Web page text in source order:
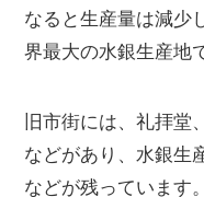
なると生産量は減少
界最大の水銀生産地
旧市街には、礼拝堂
などがあり、水銀生
などが残っています